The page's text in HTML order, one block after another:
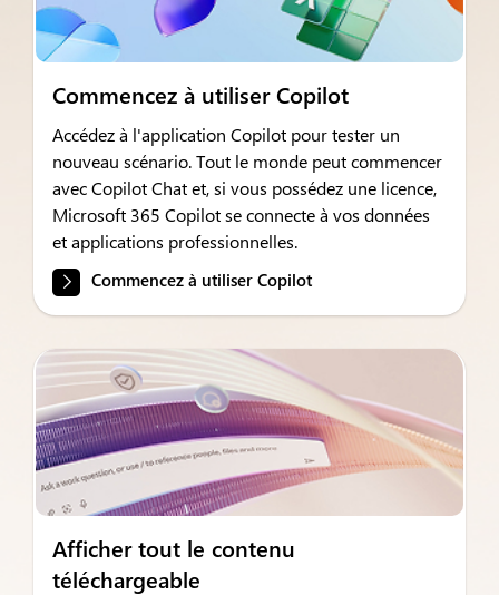
Commencez à utiliser Copilot
Accédez à l'application Copilot pour tester un
nouveau scénario. Tout le monde peut commencer
avec Copilot Chat et, si vous possédez une licence,
Microsoft 365 Copilot se connecte à vos données
et applications professionnelles.
Commencez à utiliser Copilot
Afficher tout le contenu
téléchargeable